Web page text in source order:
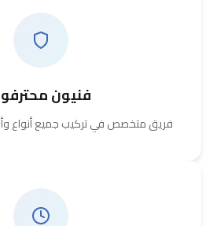
فنيون
فريق متخصص في تركيب جميع أنواع